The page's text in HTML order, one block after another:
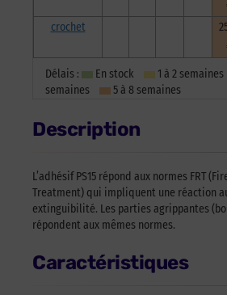
crochet
Délais : En stock 1 à 2 semaines
semaines
5 à 8 semaines
Description
L’adhésif PS15 répond aux normes FRT
Treatment) qui impliquent une réaction
extinguibilité. Les parties agrippantes
répondent aux mêmes normes.
Caractéristiques